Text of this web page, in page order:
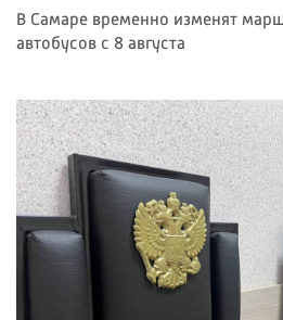
В Самаре временно изменят
автобусов с 8 августа